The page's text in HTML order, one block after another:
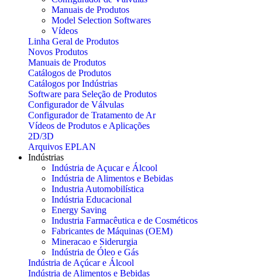
Manuais de Produtos
Model Selection Softwares
Vídeos
Linha Geral de Produtos
Novos Produtos
Manuais de Produtos
Catálogos de Produtos
Catálogos por Indústrias
Software para Seleção de Produtos
Configurador de Válvulas
Configurador de Tratamento de Ar
Vídeos de Produtos e Aplicações
2D/3D
Arquivos EPLAN
Indústrias
Indústria de Açucar e Álcool
Indústria de Alimentos e Bebidas
Industria Automobilística
Indústria Educacional
Energy Saving
Industria Farmacêutica e de Cosméticos
Fabricantes de Máquinas (OEM)
Mineracao e Siderurgia
Indústria de Óleo e Gás
Indústria de Açúcar e Álcool
Indústria de Alimentos e Bebidas